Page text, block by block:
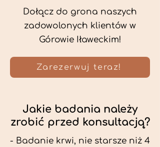
Dołącz do grona naszych
zadowolonych klientów w
Górowie Iławeckim!
Zarezerwuj teraz!
Jakie badania należy
zrobić przed konsultacją?
- Badanie krwi, nie starsze niż 4